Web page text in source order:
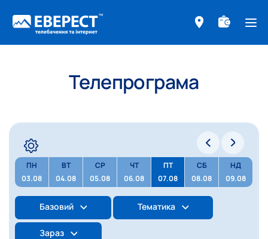
Телепрограма
ПН
03.08
ВТ
04.08
СР
05.08
ЧТ
06.08
ПТ
07.08
СБ
08.08
НД
09.08
Базовий Тематика
Зараз